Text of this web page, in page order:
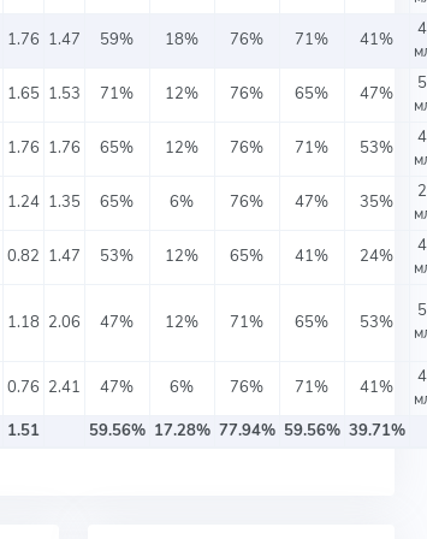
1.76 1.47 59% 18% 76% 71% 41%
1.65 1.53 71% 12% 76% 65% 47%
1.76 1.76 65% 12% 76% 71% 53%
1.24 1.35 65% 6% 76% 47% 35%
0.82 1.47 53% 12% 65% 41% 24%
1.18 2.06 47% 12% 71% 65% 53%
0.76 2.41 47% 6% 76% 71% 41%
1.51 59.56% 17.28% 77.94% 59.56% 39.71%